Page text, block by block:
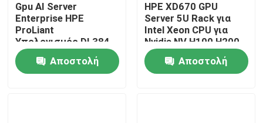
Σπίτι
Gpu AI Server
Enterprise HPE
ProLiant
Υπολογισμός DL384
Gen12 NVIDIA GH200
NVL2 Δωρεάν
Υπολογισμός
Αποστολή
HPE XD670 GPU
Server 5U Rack για
Intel Xeon CPU για
Nvidia NV H100 H200
H800 PCIE/SXM Nvlink
AI Supercomputing
Case
Αποστολή